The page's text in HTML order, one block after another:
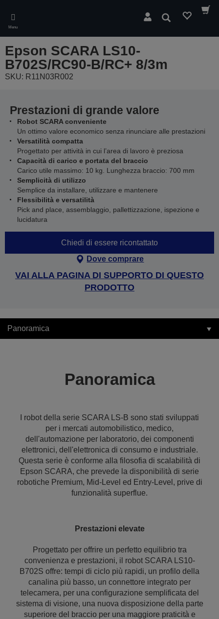
main
content
Menu
Cerca
Epson SCARA LS10-
B702S/RC90-B/RC+ 8/3m
SKU: R11N03R002
Prestazioni di grande valore
Robot SCARA conveniente
Un ottimo valore economico senza rinunciare alle prestazioni
Versatilità compatta
Progettato per attività in cui l’area di lavoro è preziosa
Capacità di carico e portata del braccio
Carico utile massimo: 10 kg. Lunghezza braccio: 700 mm
Semplicità di utilizzo
Semplice da installare, utilizzare e mantenere
Flessibilità e versatilità
Pick and place, assemblaggio, pallettizzazione, ispezione e
lucidatura
Chiedi di essere ricontattato
Dove comprare
VAI ALLA PAGINA DI SUPPORTO DI QUESTO
PRODOTTO
Panoramica
Panoramica
I robot della serie SCARA LS-B sono stati sviluppati
per i mercati automobilistico, medico,
dell'automazione per laboratorio, dei componenti
elettronici, dell'elettronica di consumo e industriale.
Questa serie è conforme alla filosofia di scalabilità di
Epson SCARA, che prevede la disponibilità di serie
robotiche Premium, Mid-Level ed Entry-Level, prive di
funzionalità superflue.
Prestazioni elevate
Progettato per offrire un perfetto equilibrio tra
convenienza e prestazioni, il robot SCARA LS10-
B702S offre: tempi di ciclo più rapidi, un profilo della
canalina più basso, un connettore integrato per
telecamera, per una configurazione semplificata del
sistema di visione, una nuova disposizione della parte
superiore del braccio per una maggiore praticità e